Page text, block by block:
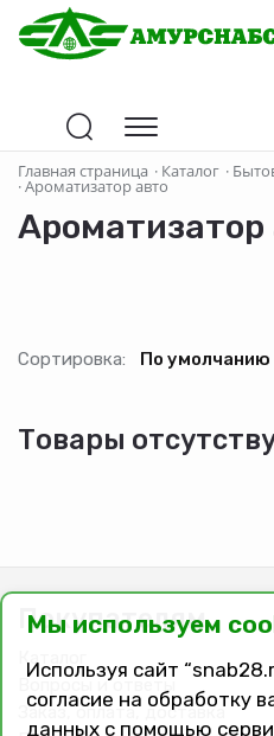
Главная страница · Каталог ·
·Ароматизатор авто
Ароматизатор
Сортировка: По умолчанию
Товары
Покупателям
Каталог
Вопросы и ответы
Заказ, оплата, доставка
Мы используем
Используя сайт
согласие на обработку
данных с помощью